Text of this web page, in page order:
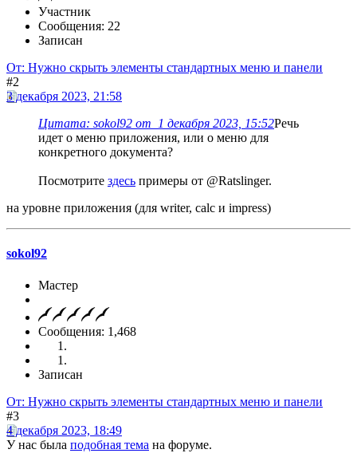
Участник
Сообщения: 22
Записан
От: Нужно скрыть элементы стандартных меню и панели
#2
3 декабря 2023, 21:58
Цитата: sokol92 от 1 декабря 2023, 15:52Речь
идет о меню приложения, или о меню для
конкретного документа?
Посмотрите здесь примеры от @Ratslinger.
на уровне приложения (для writer, calc и impress)
sokol92
Мастер
Сообщения: 1,468
Записан
От: Нужно скрыть элементы стандартных меню и панели
#3
4 декабря 2023, 18:49
У нас была подобная тема на форуме.